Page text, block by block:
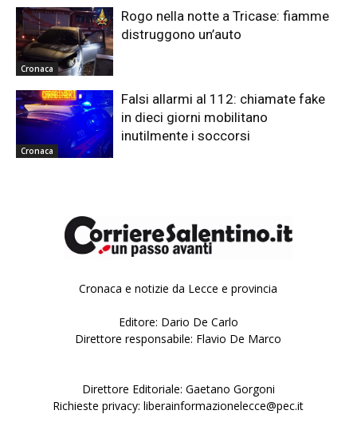
Cronaca
Rogo nella notte a Tricase: fiamme
distruggono un’auto
Cronaca
Falsi allarmi al 112: chiamate fake
in dieci giorni mobilitano
inutilmente i soccorsi
Cronaca e notizie da Lecce e provincia
Editore: Dario De Carlo
Direttore responsabile: Flavio De Marco
Direttore Editoriale: Gaetano Gorgoni
Richieste privacy: liberainformazionelecce@pec.it